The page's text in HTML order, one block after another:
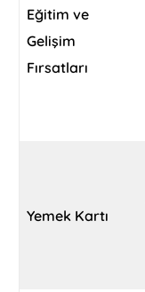
Eğitim ve
Gelişim
Fırsatları
Yemek Kartı